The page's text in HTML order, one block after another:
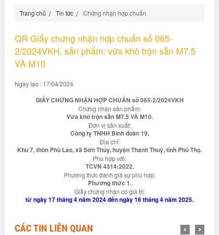
Trang chủ Tin tức Chứng nhận hợp chuẩn
QR Giấy chứng nhận hợp chuẩn số 065-
2/2024VKH, sản phẩm: vữa khô trộn sẵn M7,5
VÀ M10
Ngày tạo : 17/04/2024
GIẤY CHỨNG NHẬN HỢP CHUẨN số 065-2/2024VKH
Chứng nhận sản phẩm:
Vữa khô trộn sẵn M7,5 VÀ M10.
Đơn vị sản xuất:
Công ty TNHH Binh đoàn 19.
Địa chỉ:
Khu 7, thôn Phù Lao, xã Sơn Thủy, huyện Thanh Thuỷ, tỉnh Phú Thọ.
Phù hợp với:
TCVN 4314:2022.
Phương thức đánh giá sự phù hợp:
Phương thức 1.
Giấy chứng nhận có giá trị:
từ ngày 17 tháng 4 năm 2024 đến ngày 16 tháng 4 năm 2025.
CÁC TIN LIÊN QUAN